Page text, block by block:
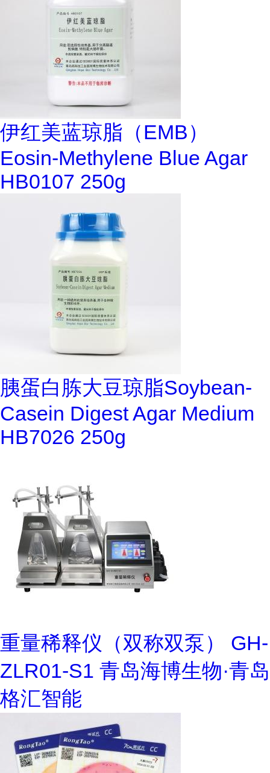
伊红美蓝琼脂（EMB）
Eosin-Methylene Blue Agar
HB0107 250g
胰蛋白胨大豆琼脂Soybean-
Casein Digest Agar Medium
HB7026 250g
重量稀释仪（双称双泵） GH-
ZLR01-S1 青岛海博生物·青岛
格汇智能